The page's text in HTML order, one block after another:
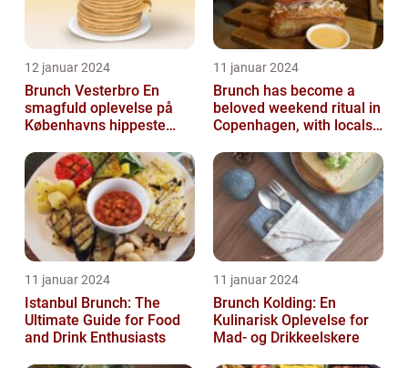
12 januar 2024
Brunch Vesterbro En
smagfuld oplevelse på
Københavns hippeste
11 januar 2024
Brunch has become a
beloved weekend ritual in
Copenhagen, with locals
to...
11 januar 2024
Istanbul Brunch: The
Ultimate Guide for Food
and Drink Enthusiasts
11 januar 2024
Brunch Kolding: En
Kulinarisk Oplevelse for
Mad- og Drikkeelskere